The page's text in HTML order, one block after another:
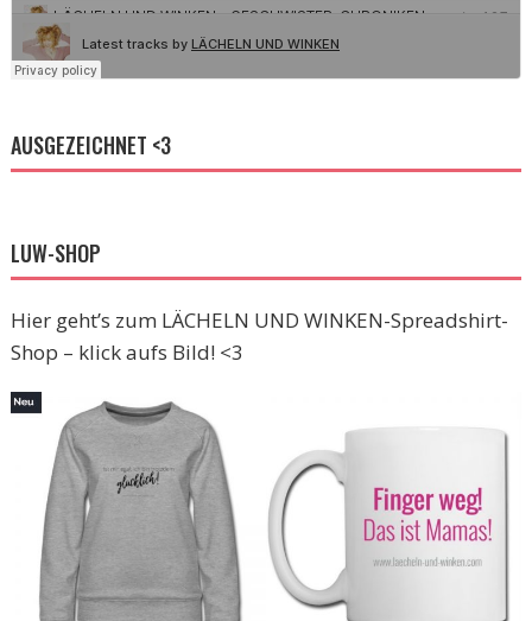
AUSGEZEICHNET <3
LUW-SHOP
Hier geht’s zum LÄCHELN UND WINKEN-Spreadshirt-
Shop – klick aufs Bild! <3